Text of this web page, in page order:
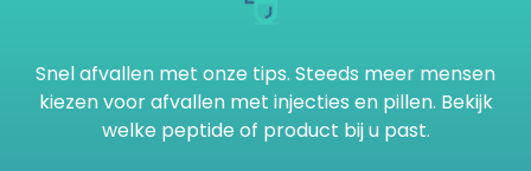
Snel afvallen met onze tips. Steeds meer mensen
kiezen voor afvallen met injecties en pillen. Bekijk
welke peptide of product bij u past.